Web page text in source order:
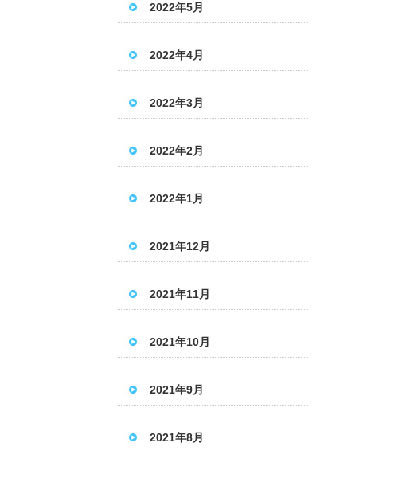
2022年5月
2022年4月
2022年3月
2022年2月
2022年1月
2021年12月
2021年11月
2021年10月
2021年9月
2021年8月